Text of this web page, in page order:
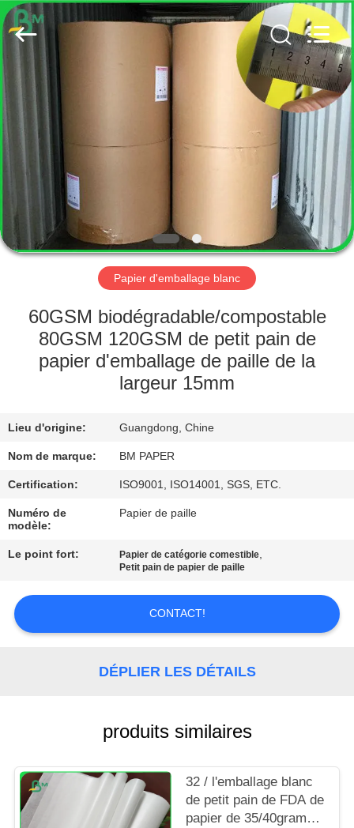
MAISON
PRODUITS
AU
SUJET
DE
NOUS
VISITE
D'USINE
CONTRÔLE
QUALITÉ
CONTACTEZ-
NOUS
NOUVELLES
CAS
PRIVACY
POLICY
GUANGZHOU
BMPAPER
CO.,
LTD..
Rights
Papier d'emballage blanc
60GSM biodégradable/compostable
80GSM 120GSM de petit pain de
papier d'emballage de paille de la
largeur 15mm
Lieu d'origine: Guangdong, Chine
Nom de marque: BM PAPER
Certification: ISO9001, ISO14001, SGS, ETC.
Numéro de
modèle:
Papier de paille
Le point fort: Papier de catégorie comestible,
Petit pain de papier de paille
CONTACT!
DÉPLIER LES DÉTAILS
produits similaires
32 / l'emballage blanc
de petit pain de FDA de
papier de 35/40grams